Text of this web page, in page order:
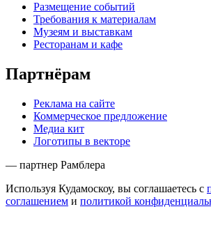
Размещение событий
Требования к материалам
Музеям и выставкам
Ресторанам и кафе
Партнёрам
Реклама на сайте
Коммерческое предложение
Медиа кит
Логотипы в векторе
— партнер Рамблера
Используя Кудамоскоу, вы соглашаетесь с
соглашением и политикой